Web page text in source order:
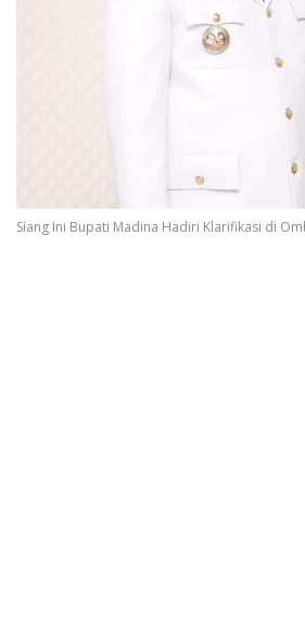
Siang Ini Bupati Madina Hadiri Klarifikasi di